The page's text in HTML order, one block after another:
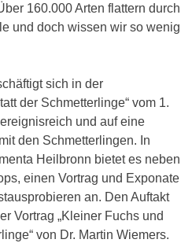
160.000 Arten flattern durch
und doch wissen wir so wenig
sich in der
der Schmetterlinge“ vom 1.
und auf eine
den Schmetterlingen. In
Heilbronn bietet es neben
einen Vortrag und Exponate
an. Den Auftakt
Vortrag „Kleiner Fuchs und
von Dr. Martin Wiemers.